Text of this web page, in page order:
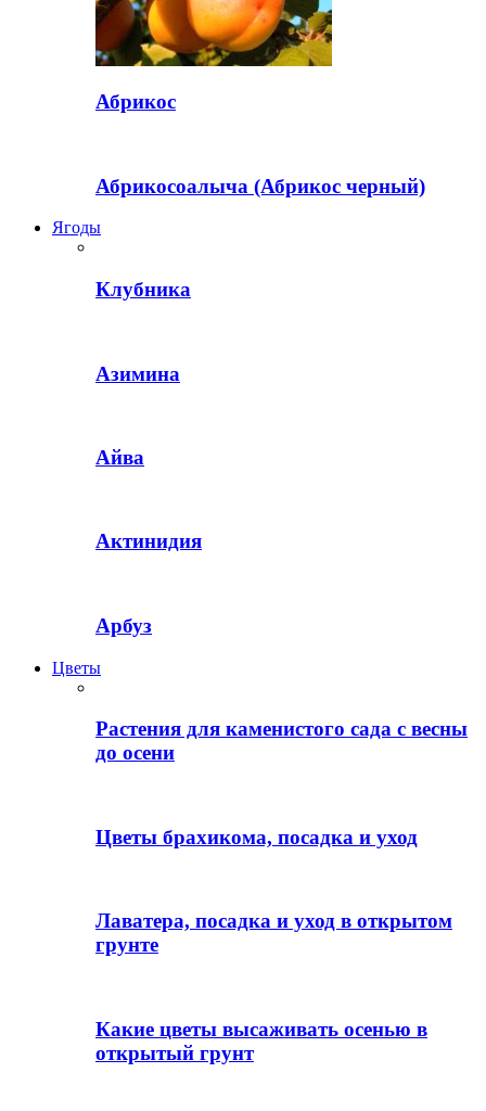
Абрикос
Абрикосоалыча (Абрикос черный)
Ягоды
Клубника
Азимина
Айва
Актинидия
Арбуз
Цветы
Растения для каменистого сада с весны
до осени
Цветы брахикома, посадка и уход
Лаватера, посадка и уход в открытом
грунте
Какие цветы высаживать осенью в
открытый грунт